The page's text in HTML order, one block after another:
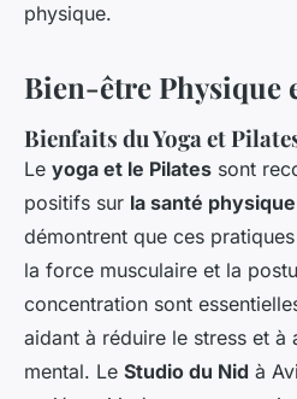
physique.
Bien-être Physique
Bienfaits du Yoga et
Le yoga et le Pilates sont
positifs sur la santé
démontrent que ces
la force musculaire et la
concentration sont
aidant à réduire le stress et à
mental. Le Studio du Nid à